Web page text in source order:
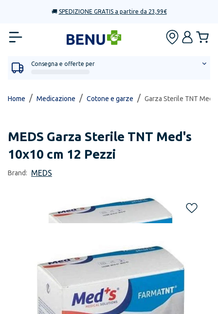
🚚 SPEDIZIONE GRATIS a partire da 23,99€
Consegna e offerte per
Home / Medicazione / Cotone e garze / Garza Sterile TNT
MEDS Garza Sterile TNT Med's
10x10 cm 12 Pezzi
Brand: MEDS